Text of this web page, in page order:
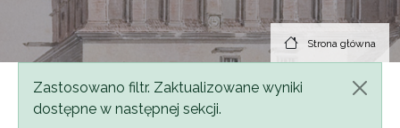
Strona główna
Komunikat
Zastosowano filtr. Zaktualizowane wyniki
dostępne w następnej sekcji.